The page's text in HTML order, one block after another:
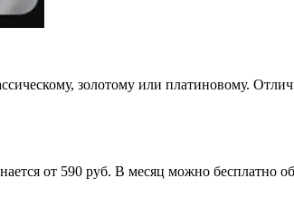
золотому или платиновому.
от 590 руб. В месяц можно бесплатно